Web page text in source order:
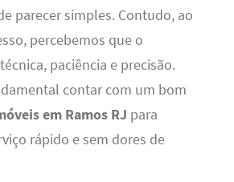
parecer simples. Contudo, ao
percebemos que o
paciência e precisão.
contar com um bom
em Ramos RJ para
rápido e sem dores de